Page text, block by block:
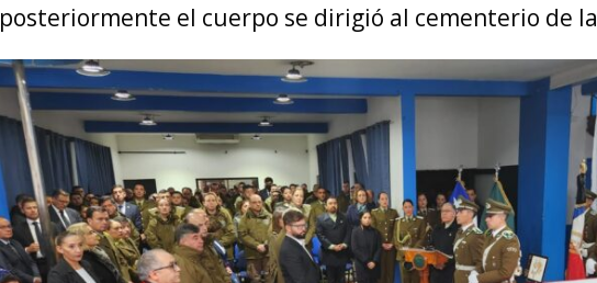
posteriormente el cuerpo se dirigió al cementerio de